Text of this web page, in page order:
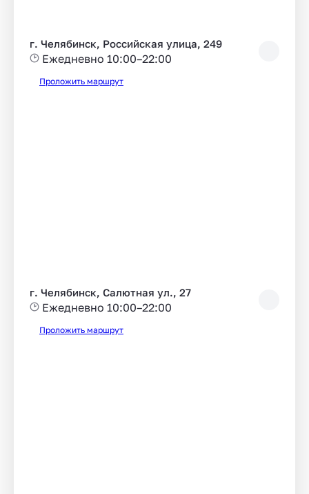
г. Челябинск, Российская улица, 249
Ежедневно 10:00–22:00
Проложить маршрут
г. Челябинск, Салютная ул., 27
Ежедневно 10:00–22:00
Проложить маршрут